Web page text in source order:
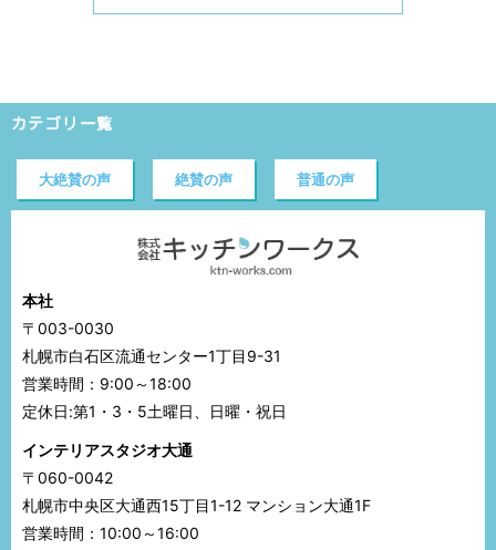
カテゴリ一覧
大絶賛の声 絶賛の声 普通の声
本社
〒003-0030
札幌市白石区流通センター1丁目9-31
営業時間：9:00～18:00
定休日:第1・3・5土曜日、日曜・祝日
インテリアスタジオ大通
〒060-0042
札幌市中央区大通西15丁目1-12 マンション大通1F
営業時間：10:00～16:00